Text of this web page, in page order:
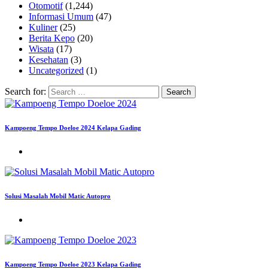
Otomotif(1,244)
Informasi Umum (47)
Kuliner(25)
Berita Kepo (20)
Wisata (17)
Kesehatan (3)
Uncategorized (1)
Search for:
Kampoeng Tempo Doeloe 2024 Kelapa Gading
Solusi Masalah Mobil Matic Autopro
Kampoeng Tempo Doeloe 2023 Kelapa Gading